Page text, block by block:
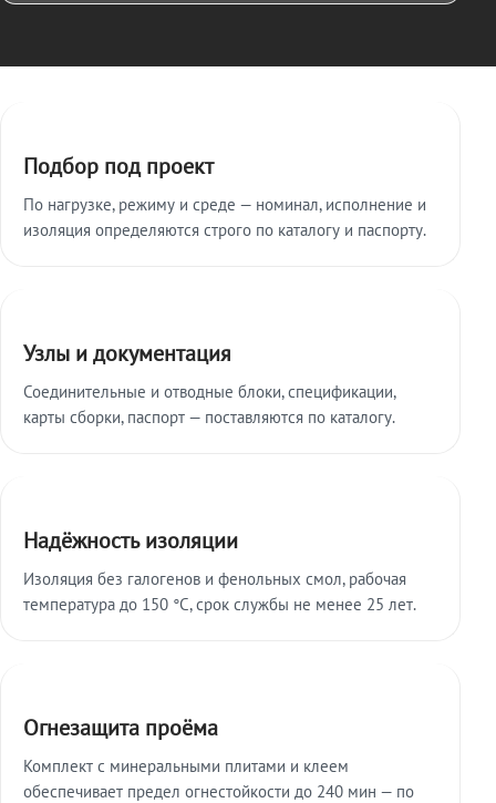
Подбор под проект
По нагрузке, режиму и среде — номинал, исполнение и
изоляция определяются строго по каталогу и паспорту.
Узлы и документация
Соединительные и отводные блоки, спецификации,
карты сборки, паспорт — поставляются по каталогу.
Надёжность изоляции
Изоляция без галогенов и фенольных смол, рабочая
температура до 150 °C, срок службы не менее 25 лет.
Огнезащита проёма
Комплект с минеральными плитами и клеем
обеспечивает предел огнестойкости до 240 мин — по